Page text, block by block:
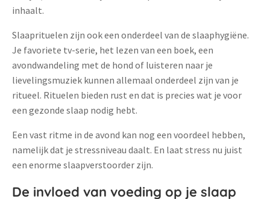
inhaalt.
Slaaprituelen zijn ook een onderdeel van de slaaphygiëne.
Je favoriete tv-serie, het lezen van een boek, een
avondwandeling met de hond of luisteren naar je
lievelingsmuziek kunnen allemaal onderdeel zijn van je
ritueel. Rituelen bieden rust en dat is precies wat je voor
een gezonde slaap nodig hebt.
Een vast ritme in de avond kan nog een voordeel hebben,
namelijk dat je stressniveau daalt. En laat stress nu juist
een enorme slaapverstoorder zijn.
De invloed van voeding op je slaap